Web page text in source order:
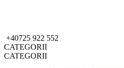
+40725 922 552
CATEGORII
CATEGORII